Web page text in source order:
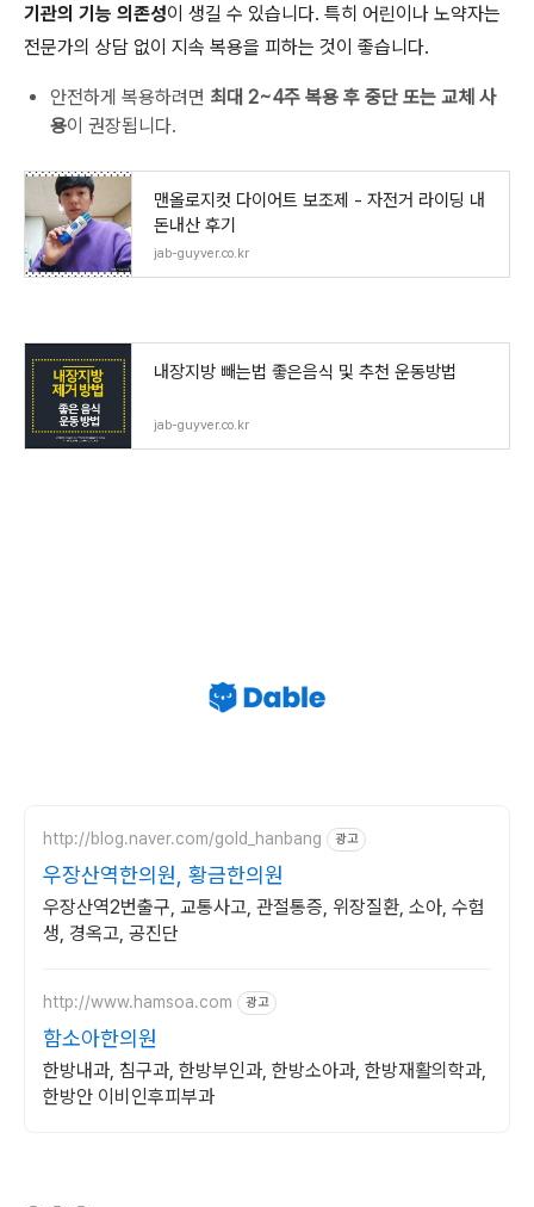
기관의 기능 의존성이 생길 수 있습니다. 특히 어린이나 노약자는
전문가의 상담 없이 지속 복용을 피하는 것이 좋습니다.
안전하게 복용하려면 최대 2~4주 복용 후 중단 또는 교체 사
용이 권장됩니다.
맨올로지컷 다이어트 보조제 - 자전거 라이딩 내
돈내산 후기
jab-guyver.co.kr
내장지방 빼는법 좋은음식 및 추천 운동방법
jab-guyver.co.kr
http://blog.naver.com/gold_hanbang 광고
우장산역한의원, 황금한의원
우장산역2번출구, 교통사고, 관절통증, 위장질환, 소아, 수험
생, 경옥고, 공진단
http://www.hamsoa.com 광고
함소아한의원
한방내과, 침구과, 한방부인과, 한방소아과, 한방재활의학과,
한방안 이비인후피부과